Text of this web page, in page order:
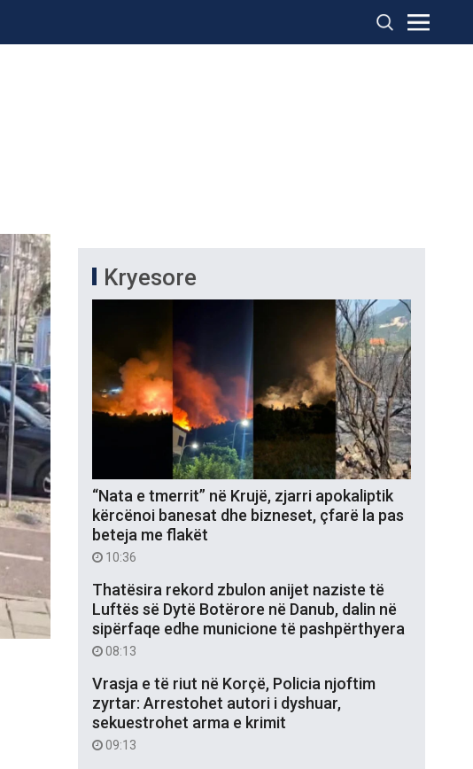
Kryesore
“Nata e tmerrit” në Krujë, zjarri apokaliptik
kërcënoi banesat dhe bizneset, çfarë la pas
beteja me flakët
10:36
Thatësira rekord zbulon anijet naziste të
Luftës së Dytë Botërore në Danub, dalin në
sipërfaqe edhe municione të pashpërthyera
08:13
Vrasja e të riut në Korçë, Policia njoftim
zyrtar: Arrestohet autori i dyshuar,
sekuestrohet arma e krimit
09:13